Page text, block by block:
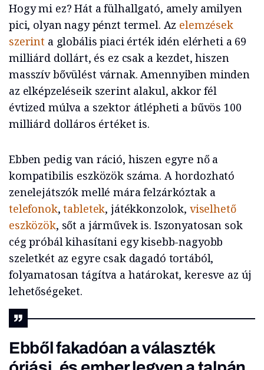
Hogy mi ez? Hát a fülhallgató, amely amilyen
pici, olyan nagy pénzt termel. Az elemzések
szerint a globális piaci érték idén elérheti a 69
milliárd dollárt, és ez csak a kezdet, hiszen
masszív bővülést várnak. Amennyiben minden
az elképzeléseik szerint alakul, akkor fél
évtized múlva a szektor átlépheti a bűvös 100
milliárd dolláros értéket is.
Ebben pedig van ráció, hiszen egyre nő a
kompatibilis eszközök száma. A hordozható
zenelejátszók mellé mára felzárkóztak a
telefonok, tabletek, játékkonzolok, viselhető
eszközök, sőt a járművek is. Iszonyatosan sok
cég próbál kihasítani egy kisebb-nagyobb
szeletkét az egyre csak dagadó tortából,
folyamatosan tágítva a határokat, keresve az új
lehetőségeket.
Ebből fakadóan a választék